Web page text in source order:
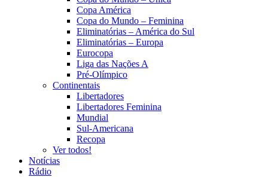
Copa América
Copa do Mundo – Feminina
Eliminatórias – América do Sul
Eliminatórias – Europa
Eurocopa
Liga das Nações A
Pré-Olímpico
Continentais
Libertadores
Libertadores Feminina
Mundial
Sul-Americana
Recopa
Ver todos!
Notícias
Rádio